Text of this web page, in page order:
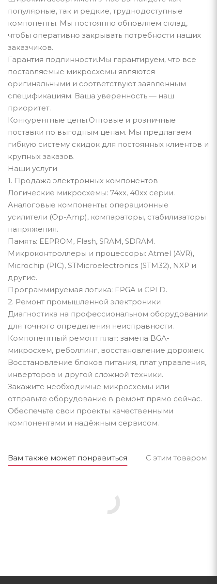
популярные, так и редкие, труднодоступные
компоненты. Мы постоянно обновляем склад,
чтобы оперативно закрывать потребности наших
заказчиков.
Гарантия подлинности.Мы гарантируем, что все
поставляемые микросхемы являются
оригинальными и соответствуют заявленным
спецификациям. Ваша уверенность — наш
приоритет.
Конкурентные цены.Оптовые и розничные
поставки по выгодным ценам. Мы предлагаем
гибкую систему скидок для постоянных клиентов и
крупных заказов.
Наши услуги
1. Продажа электронных компонентов
Логические микросхемы: 74xx, 40xx серии.
Аналоговые компоненты: операционные
усилители (Op-Amp), компараторы, стабилизаторы
напряжения.
Память: EEPROM, Flash, SRAM, SDRAM.
Микроконтроллеры и процессоры: Atmel (AVR),
Microchip (PIC), STMicroelectronics (STM32), NXP и
другие.
Программируемая логика: FPGA и CPLD.
2. Ремонт промышленной электроники
Диагностика на профессиональном оборудовании
для точного определения неисправности.
Компонентный ремонт плат: замена BGA-
микросхем, реболлинг, восстановление дорожек.
Восстановление блоков питания, плат управления,
инверторов и другой сложной техники.
Закажите необходимые микросхемы или
отправьте оборудование в ремонт прямо сейчас.
Обеспечьте свои проекты качественными
компонентами и надёжным сервисом.
Вам также может понравиться С этим товаром